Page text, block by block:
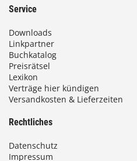
Service
Downloads
Linkpartner
Buchkatalog
Preisrätsel
Lexikon
Verträge hier kündigen
Versandkosten & Lieferzeiten
Rechtliches
Datenschutz
Impressum